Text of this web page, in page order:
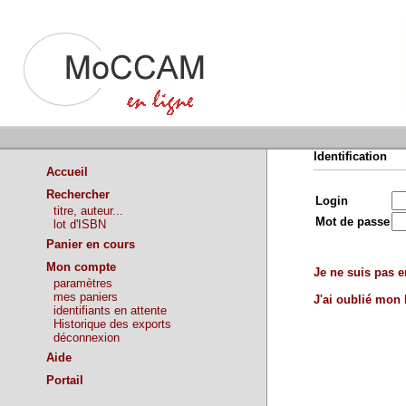
Accueil
Rechercher
titre, auteur...
lot d'ISBN
Panier en cours
Mon compte
paramètres
mes paniers
identifiants en attente
Historique des exports
déconnexion
Aide
Portail
Identification
Login
Mot de passe
Je ne suis pas
J'ai oublié mon